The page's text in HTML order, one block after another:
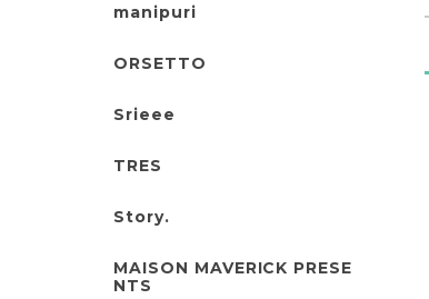
manipuri
ORSETTO
Srieee
TRES
Story.
MAISON MAVERICK PRESE
NTS